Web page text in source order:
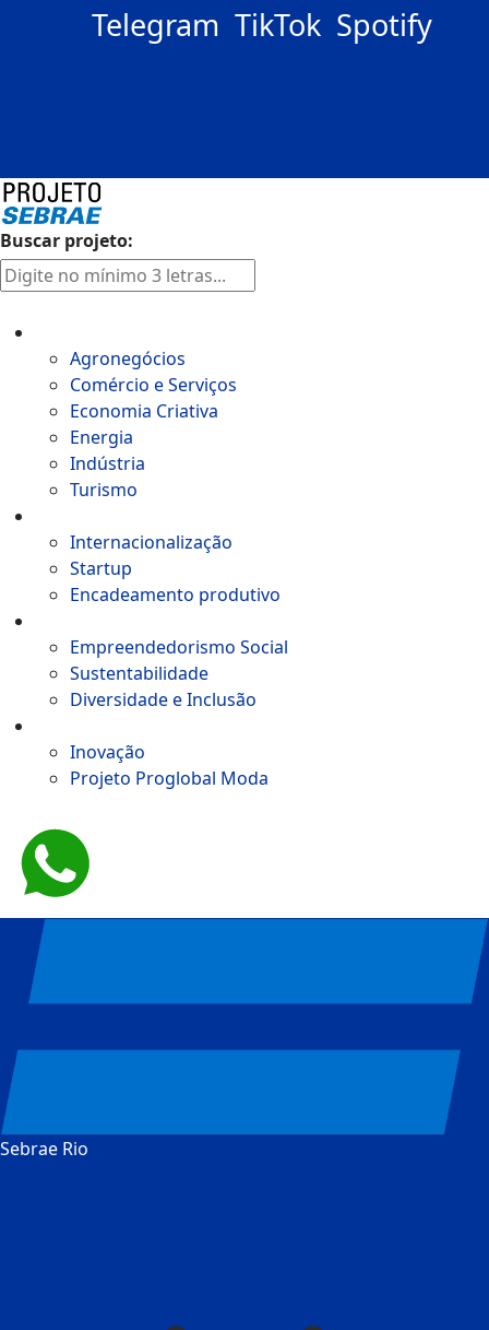
Telegram TikTok Spotify
Buscar projeto:
Agronegócios
Comércio e Serviços
Economia Criativa
Energia
Indústria
Turismo
Internacionalização​
Startup
Encadeamento produtivo
Empreendedorismo Social
Sustentabilidade
Diversidade e Inclusão
Inovação
Projeto Proglobal Moda
Sebrae Rio